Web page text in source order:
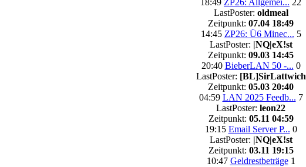
18:49 ZP26: Allgemei... 22
LastPoster: oldmeal
Zeitpunkt: 07.04 18:49
14:45 ZP26: Ü6 Minec... 5
LastPoster: |NQ|eX!st
Zeitpunkt: 09.03 14:45
20:40 BieberLAN 50 -... 0
LastPoster: [BL]SirLattwich
Zeitpunkt: 05.03 20:40
04:59 LAN 2025 Feedb... 7
LastPoster: leon22
Zeitpunkt: 05.11 04:59
19:15 Email Server P... 0
LastPoster: |NQ|eX!st
Zeitpunkt: 03.11 19:15
10:47 Geldrestbeträge 1